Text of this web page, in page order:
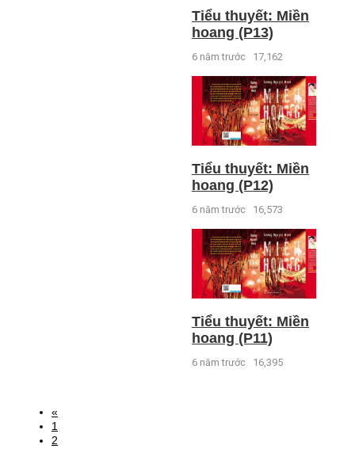
Tiểu thuyết: Miền
hoang (P13)
6 năm trước 17,162
Tiểu thuyết: Miền
hoang (P12)
6 năm trước 16,573
Tiểu thuyết: Miền
hoang (P11)
6 năm trước 16,395
«
1
2